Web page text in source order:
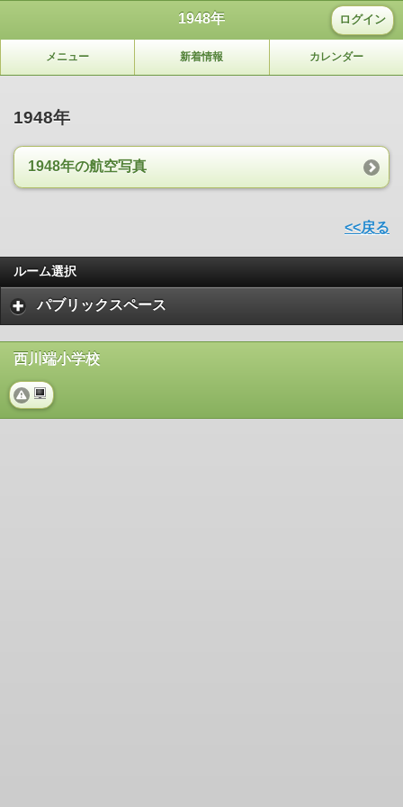
1948年 ログイン
メニュー 新着情報 カレンダー
1948年
1948年の航空写真
<<戻る
ルーム選択
パブリックスペース
西川端小学校